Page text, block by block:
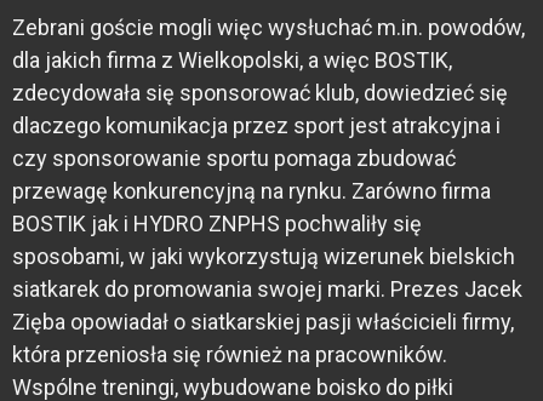
Zebrani goście mogli więc wysłuchać m.in. powodów,
dla jakich firma z Wielkopolski, a więc BOSTIK,
zdecydowała się sponsorować klub, dowiedzieć się
dlaczego komunikacja przez sport jest atrakcyjna i
czy sponsorowanie sportu pomaga zbudować
przewagę konkurencyjną na rynku. Zarówno firma
BOSTIK jak i HYDRO ZNPHS pochwaliły się
sposobami, w jaki wykorzystują wizerunek bielskich
siatkarek do promowania swojej marki. Prezes Jacek
Zięba opowiadał o siatkarskiej pasji właścicieli firmy,
która przeniosła się również na pracowników.
Wspólne treningi, wybudowane boisko do piłki